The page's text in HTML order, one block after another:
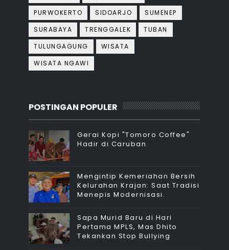
PURWOKERTO
SIDOARJO
SUMENEP
SURABAYA
TRENGGALEK
TUBAN
TULUNGAGUNG
WISATA
WISATA NGAWI
POSTINGAN POPULER
Gerai Kopi "Tomoro Coffee"
Hadir di Caruban
Mengintip Kemeriahan Bersih
Kelurahan Krajan: Saat Tradisi
Menepis Modernisasi.
Sapa Murid Baru di Hari
Pertama MPLS, Mas Dhito
Tekankan Stop Bullying